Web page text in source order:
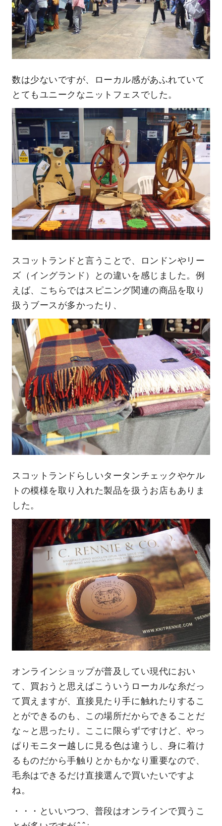
数は少ないですが、ローカル感があふれていて
とてもユニークなニットフェスでした。
スコットランドと言うことで、ロンドンやリー
ズ（イングランド）との違いを感じました。例
えば、こちらではスピニング関連の商品を取り
扱うブースが多かったり、
スコットランドらしいタータンチェックやケル
トの模様を取り入れた製品を扱うお店もありま
した。
オンラインショップが普及してい現代におい
て、買おうと思えばこういうローカルな糸だっ
て買えますが、直接見たり手に触れたりするこ
とができるのも、この場所だからできることだ
な～と思ったり。ここに限らずですけど、やっ
ぱりモニター越しに見る色は違うし、身に着け
るものだから手触りとかもかなり重要なので、
毛糸はできるだけ直接選んで買いたいですよ
ね。
・・・といいつつ、普段はオンラインで買うこ